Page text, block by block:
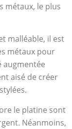
métaux, le plus
malléable, il est
métaux pour
augmentée
aisé de créer
le platine sont
Néanmoins,